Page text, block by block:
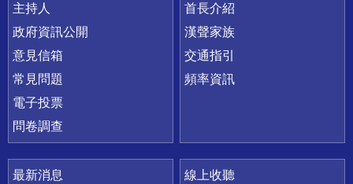
主持人
政府資訊公開
意見信箱
常見問題
電子投票
問卷調查
首長介紹
漢聲家族
交通指引
頻率資訊
最新消息
線上收聽